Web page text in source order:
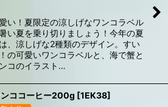
い！夏限定の涼しげなワンコラベル
い夏を乗り切りましょう！今年の夏
、涼しげな2種類のデザイン。すい
の可愛いワンコラベルと、海で蟹と
コのイラスト…
ココーヒー200g [1EK38]